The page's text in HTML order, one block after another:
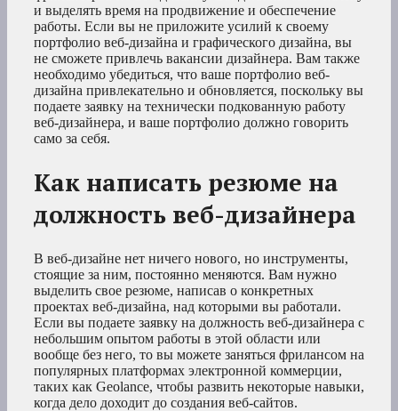
и выделять время на продвижение и обеспечение
работы. Если вы не приложите усилий к своему
портфолио веб-дизайна и графического дизайна, вы
не сможете привлечь вакансии дизайнера. Вам также
необходимо убедиться, что ваше портфолио веб-
дизайна привлекательно и обновляется, поскольку вы
подаете заявку на технически подкованную работу
веб-дизайнера, и ваше портфолио должно говорить
само за себя.
Как написать резюме на
должность веб-дизайнера
В веб-дизайне нет ничего нового, но инструменты,
стоящие за ним, постоянно меняются. Вам нужно
выделить свое резюме, написав о конкретных
проектах веб-дизайна, над которыми вы работали.
Если вы подаете заявку на должность веб-дизайнера с
небольшим опытом работы в этой области или
вообще без него, то вы можете заняться фрилансом на
популярных платформах электронной коммерции,
таких как Geolance, чтобы развить некоторые навыки,
когда дело доходит до создания веб-сайтов.